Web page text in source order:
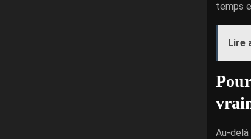
temps
Lire
Au-